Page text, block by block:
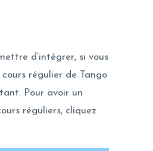
d’intégrer, si vous
cours régulier de Tango
Pour avoir un
réguliers, cliquez